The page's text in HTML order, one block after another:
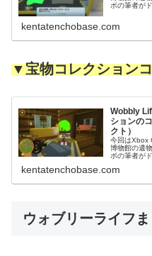
ボの筆者が
kentatenchobase.com
▼宝物コレクション
Wobbly
ションの
クト）
今回はXbox
博物館の遺
ボの筆者が
送りいたしま
kentatenchobase.com
ウォブリーライフ